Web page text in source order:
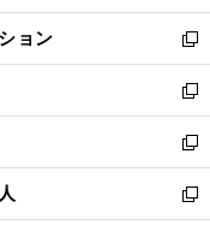
開
く
ウ
で
開
く
ン
ド
ウ
で
開
く
ウ
ィ
ン
ド
ウ
で
開
く
ョン
新
し
い
ウ
ィ
ン
ド
ウ
新
し
い
ウ
ィ
新
し
い
新